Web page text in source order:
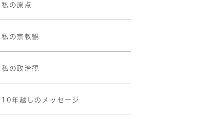
私の原点
私の宗教観
私の政治観
10年越しのメッセージ